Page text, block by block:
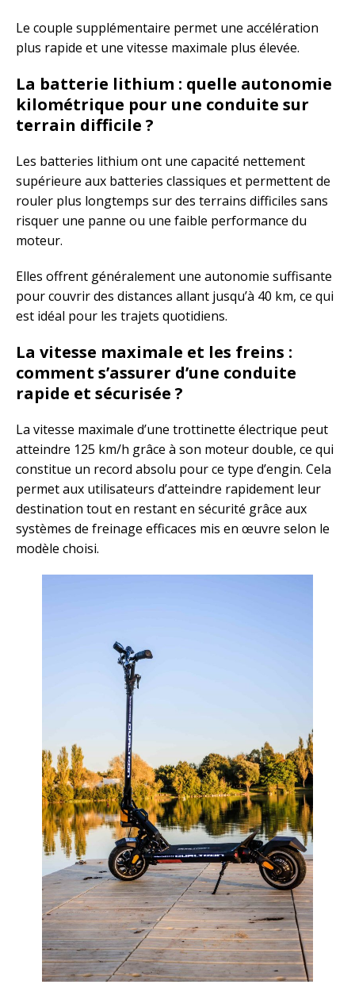
Le couple supplémentaire permet une accélération
plus rapide et une vitesse maximale plus élevée.
La batterie lithium : quelle autonomie
kilométrique pour une conduite sur
terrain difficile ?
Les batteries lithium ont une capacité nettement
supérieure aux batteries classiques et permettent de
rouler plus longtemps sur des terrains difficiles sans
risquer une panne ou une faible performance du
moteur.
Elles offrent généralement une autonomie suffisante
pour couvrir des distances allant jusqu’à 40 km, ce qui
est idéal pour les trajets quotidiens.
La vitesse maximale et les freins :
comment s’assurer d’une conduite
rapide et sécurisée ?
La vitesse maximale d’une trottinette électrique peut
atteindre 125 km/h grâce à son moteur double, ce qui
constitue un record absolu pour ce type d’engin. Cela
permet aux utilisateurs d’atteindre rapidement leur
destination tout en restant en sécurité grâce aux
systèmes de freinage efficaces mis en œuvre selon le
modèle choisi.